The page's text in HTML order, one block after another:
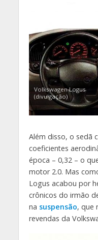
Volkswagen Logus
(divulgação)
Além disso, o sedã
coeficientes
época – 0,32 – o
motor 2.0. Mas
Logus acabou por
crônicos do irmão
na suspensão, que
revendas da